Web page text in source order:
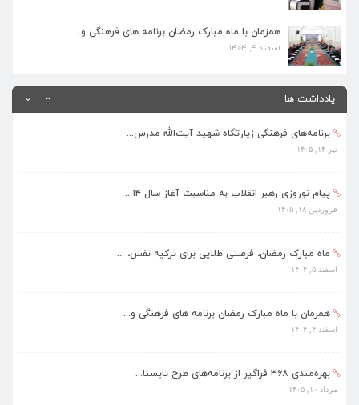
همزمان با ماه مبارک رمضان برنامه های فرهنگی و...
اسفند ۴, ۱۴۰۴
یادداشت ها
همزمان با ماه مبارک رمضان برنامه های فرهنگی و...
اسفند ۴, ۱۴۰۴
برنامه‌های فرهنگی زیارتگاه شهید آیت‌الله مدرس...
تیر ۱۴, ۱۴۰۵
پیام نوروزی رهبر انقلاب به مناسبت آغاز سال ۱۴...
فروردین ۱۸, ۱۴۰۵
ماه مبارک رمضان، فرصتی طلایی برای تزکیه نفس، ...
اسفند ۵, ۱۴۰۴
همزمان با ماه مبارک رمضان برنامه های فرهنگی و...
اسفند ۴, ۱۴۰۴
بهره‌مندی ۳۶۸ فراگیر از برنامه‌های طرح تابستا...
مرداد ۱۰, ۱۴۰۵